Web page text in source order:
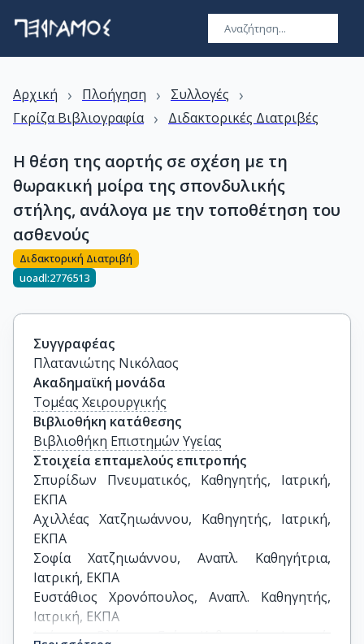
Αρχική › Πλοήγηση › Συλλογές ›
Γκρίζα Βιβλιογραφία › Διδακτορικές Διατριβές
Η θέση της αορτής σε σχέση με τη
θωρακική μοίρα της σπονδυλικής
στήλης, ανάλογα με την τοποθέτηση του
ασθενούς
Διδακτορική Διατριβή
uoadl:2776513
Συγγραφέας
Πλατανιώτης Νικόλαος
Ακαδημαϊκή μονάδα
Τομέας Χειρουργικής
Βιβλιοθήκη κατάθεσης
Βιβλιοθήκη Επιστημών Υγείας
Στοιχεία επταμελούς επιτροπής
Σπυρίδων Πνευματικός, Καθηγητής, Ιατρική,
ΕΚΠΑ
Αχιλλέας Χατζηιωάννου, Καθηγητής, Ιατρική,
ΕΚΠΑ
Σοφία Χατζηιωάννου, Αναπλ. Καθηγήτρια,
Ιατρική, ΕΚΠΑ
Ευστάθιος Χρονόπουλος, Αναπλ. Καθηγητής,
Ιατρική, ΕΚΠΑ
Ιωάννης Βλάμης, Επίκ. Καθηγητής, Ιατρική,